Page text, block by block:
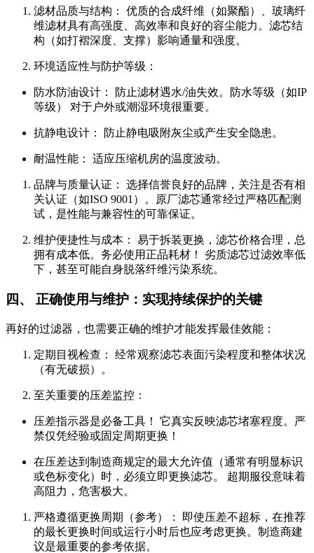
滤材品质与结构： 优质的合成纤维（如聚酯）、玻璃纤
维滤材具有高强度、高效率和良好的容尘能力。滤芯结
构（如打褶深度、支撑）影响通量和强度。
环境适应性与防护等级：
防水防油设计： 防止滤材遇水/油失效。防水等级（如IP
等级） 对于户外或潮湿环境很重要。
抗静电设计： 防止静电吸附灰尘或产生安全隐患。
耐温性能： 适应压缩机房的温度波动。
品牌与质量认证： 选择信誉良好的品牌，关注是否有相
关认证（如ISO 9001）。原厂滤芯通常经过严格匹配测
试，是性能与兼容性的可靠保证。
维护便捷性与成本： 易于拆装更换，滤芯价格合理，总
拥有成本低。务必使用正品耗材！ 劣质滤芯过滤效率低
下，甚至可能自身脱落纤维污染系统。
四、 正确使用与维护：实现持续保护的关键
再好的过滤器，也需要正确的维护才能发挥最佳效能：
定期目视检查： 经常观察滤芯表面污染程度和整体状况
（有无破损）。
至关重要的压差监控：
压差指示器是必备工具！ 它真实反映滤芯堵塞程度。严
禁仅凭经验或固定周期更换！
在压差达到制造商规定的最大允许值（通常有明显标识
或色标变化）时，必须立即更换滤芯。 超期服役意味着
高阻力，危害极大。
严格遵循更换周期（参考）： 即使压差不超标，在推荐
的最长更换时间或运行小时后也应考虑更换。制造商建
议是最重要的参考依据。